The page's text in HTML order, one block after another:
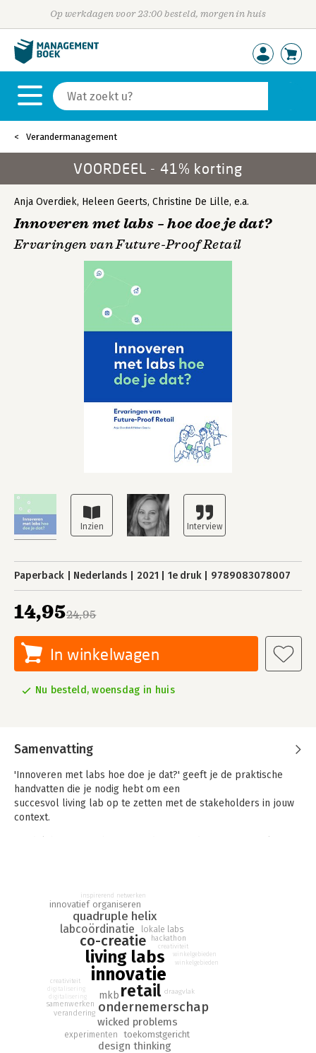
Op werkdagen voor 23:00 besteld, morgen in huis
Verandermanagement
VOORDEEL - 41% korting
Anja Overdiek, Heleen Geerts, Christine De Lille, e.a.
Innoveren met labs – hoe doe je dat?
Ervaringen van Future-Proof Retail
Paperback Nederlands 2021 1e druk 9789083078007
24,95
14,95
In winkelwagen
Nu besteld, woensdag in huis
Samenvatting
'Innoveren met labs hoe doe je dat?' geeft je de praktische
handvatten die je nodig hebt om een
succesvol living lab op te zetten met de stakeholders in jouw
context.
innovatie
living labs
retail
co-creatie
ondernemerschap
wicked problems
labcoördinatie
quadruple helix
toekomstgericht
design thinking
mkb
innovatief organiseren
experimenten
lokale labs
hackathon
verandering
draagvlak
samenwerken
digitalisering
creativiteit
inspirerend netwerken
winkelgebieden
digitalisering
creativiteit
winkelgebieden